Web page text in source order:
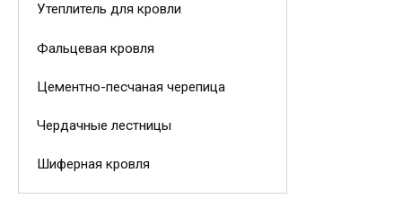
Утеплитель для кровли
Фальцевая кровля
Цементно-песчаная черепица
Чердачные лестницы
Шиферная кровля